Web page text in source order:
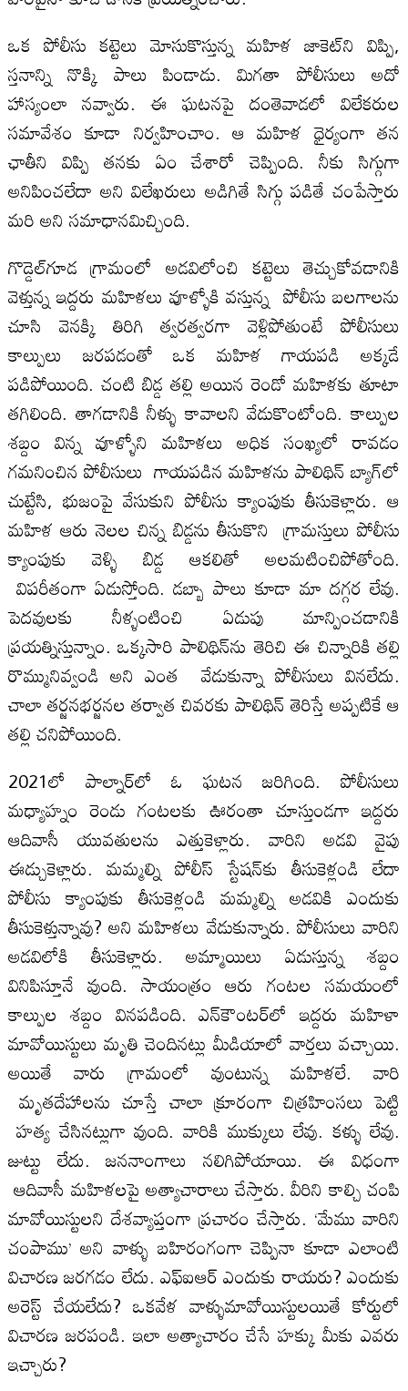
ఒక పోలీసు కట్టెలు మోసుకొస్తున్న మహిళ జాకెట్‌ని విప్పి,
స్తనాన్ని నొక్కి పాలు పిండాడు. మిగతా పోలీసులు అదో
హాస్యంలా నవ్వారు. ఈ ఘటనపై దంతెవాడలో విలేకరుల
సమావేశం కూడా నిర్వహించాం. ఆ మహిళ ధైర్యంగా తన
ఛాతీని విప్పి తనకు ఏం చేశారో చెప్పింది. నీకు సిగ్గుగా
అనిపించలేదా అని విలేఖరులు అడిగితే సిగ్గు పడితే చంపేస్తారు
మరి అని సమాధానమిచ్చింది.
గొడ్డెల్‌గూడ గ్రామంలో అడవిలోంచి కట్టెలు తెచ్చుకోవడానికి
వెళ్తున్న ఇద్దరు మహిళలు వూళ్ళోకి వస్తున్న పోలీసు బలగాలను
చూసి వెనక్కి తిరిగి త్వరత్వరగా వెళ్లిపోతుంటే పోలీసులు
కాల్పులు జరపడంతో ఒక మహిళ గాయపడి అక్కడే
పడిపోయింది. చంటి బిడ్డ తల్లి అయిన రెండో మహిళకు తూటా
తగిలింది. తాగడానికి నీళ్ళు కావాలని వేడుకొంటోంది. కాల్పుల
శబ్దం విన్న వూళ్ళోని మహిళలు అధిక సంఖ్యలో రావడం
గమనించిన పోలీసులు గాయపడిన మహిళను పాలిథిన్ బ్యాగ్‌లో
చుట్టేసి, భుజంపై వేసుకుని పోలీసు క్యాంపుకు తీసుకెళ్లారు. ఆ
మహిళ ఆరు నెలల చిన్న బిడ్డను తీసుకొని గ్రామస్తులు పోలీసు
క్యాంపుకు వెళ్ళి బిడ్డ ఆకలితో అలమటించిపోతోంది.
విపరీతంగా ఏడుస్తోంది. డబ్బా పాలు కూడా మా దగ్గర లేవు.
పెదవులకు నీళ్ళంటించి ఏడుపు మాన్పించడానికి
ప్రయత్నిస్తున్నాం. ఒక్కసారి పాలిథిన్‌ను తెరిచి ఈ చిన్నారికి తల్లి
రొమ్మునివ్వండి అని ఎంత వేడుకున్నా పోలీసులు వినలేదు.
చాలా తర్జనభర్జనల తర్వాత చివరకు పాలిథిన్ తెరిస్తే అప్పటికే ఆ
తల్లి చనిపోయింది.
2021లో పాల్నార్‌లో ఓ ఘటన జరిగింది. పోలీసులు
మధ్యాహ్నం రెండు గంటలకు ఊరంతా చూస్తుండగా ఇద్దరు
ఆదివాసీ యువతులను ఎత్తుకెళ్లారు. వారిని అడవి వైపు
ఈడ్చుకెళ్లారు. మమ్మల్ని పోలీస్ స్టేషన్‌కు తీసుకెళ్లండి లేదా
పోలీసు క్యాంపుకు తీసుకెళ్లండి మమ్మల్ని అడవికి ఎందుకు
తీసుకెళ్తున్నావు? అని మహిళలు వేడుకున్నారు. పోలీసులు వారిని
అడవిలోకి తీసుకెళ్లారు. అమ్మాయిలు ఏడుస్తున్న శబ్దం
వినిపిస్తూనే వుంది. సాయంత్రం ఆరు గంటల సమయంలో
కాల్పుల శబ్దం వినపడింది. ఎన్‌కౌంటర్‌లో ఇద్దరు మహిళా
మావోయిస్టులు మృతి చెందినట్లు మీడియాలో వార్తలు వచ్చాయి.
అయితే వారు గ్రామంలో వుంటున్న మహిళలే. వారి
మృతదేహాలను చూస్తే చాలా క్రూరంగా చిత్రహింసలు పెట్టి
హత్య చేసినట్లుగా వుంది. వారికి ముక్కులు లేవు. కళ్ళు లేవు.
జుట్టు లేదు. జననాంగాలు నలిగిపోయాయి. ఈ విధంగా
ఆదివాసీ మహిళలపై అత్యాచారాలు చేస్తారు. వీరిని కాల్చి చంపి
మావోయిస్టులని దేశవ్యాప్తంగా ప్రచారం చేస్తారు. ‘మేము వారిని
చంపాము’ అని వాళ్ళు బహిరంగంగా చెప్పినా కూడా ఎలాంటి
విచారణ జరగడం లేదు. ఎఫ్‌ఐఆర్ ఎందుకు రాయరు? ఎందుకు
అరెస్ట్ చేయలేదు? ఒకవేళ వాళ్ళుమావోయిస్టులయితే కోర్టులో
విచారణ జరపండి. ఇలా అత్యాచారం చేసే హక్కు మీకు ఎవరు
ఇచ్చారు?